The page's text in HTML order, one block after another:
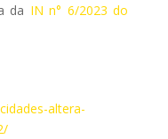
da IN n° 6/2023 do
altera-